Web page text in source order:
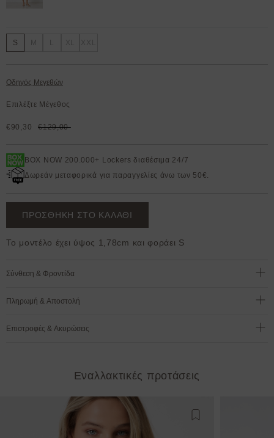
S
Οδηγός Μεγεθών
Επιλέξτε Μέγεθος
€90,30 €129,00
BOX NOW 200.000+ Lockers διαθέσιμα 24/7
Δωρεάν μεταφορικά για παραγγελίες άνω των 50€.
ΠΡΟΣΘΗΚΗ ΣΤΟ ΚΑΛΑΘΙ
Το μοντέλο έχει ύψος 1,78cm και φοράει S
Σύνθεση & Φροντίδα
Πληρωμή & Αποστολή
Επιστροφές & Ακυρώσεις
Εναλλακτικές προτάσεις
Προσθήκη στη